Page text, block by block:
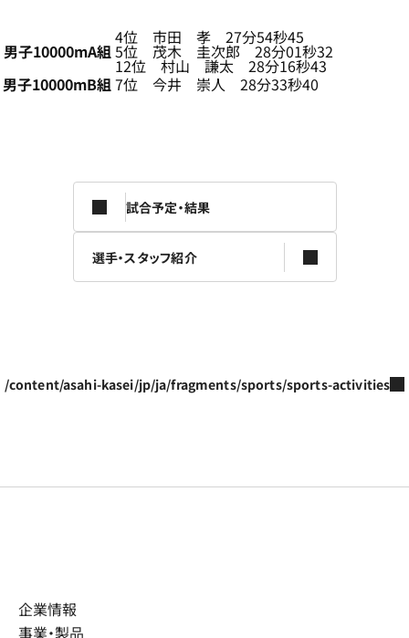
男子10000mA組
4位 市田 孝 27分54秒45
5位 茂木 圭次郎 28分01秒32
12位 村山 謙太 28分16秒43
男子10000mB組7位 今井 崇人 28分33秒40
試合予定・結果
選手・スタッフ紹介
/content/asahi-kasei/jp/ja/fragments/sports/sports-activities
企業情報
事業・製品